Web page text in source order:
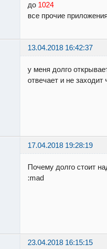
до 1024
все прочие
13.04.2018 16:42:37
у меня долго
отвечает и не заходит
17.04.2018 19:28:19
Почему долго стоит
:mad
23.04.2018 16:15:15